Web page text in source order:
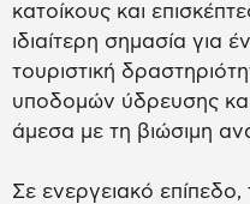
κατοίκους και
ιδιαίτερη σημασία για
τουριστική
υποδομών ύδρευσης
άμεσα με τη βιώσιμη
Σε ενεργειακό